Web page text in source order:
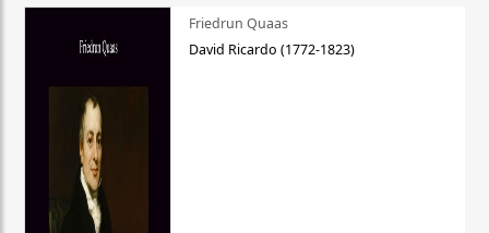
Friedrun Quaas
David Ricardo (1772-1823)